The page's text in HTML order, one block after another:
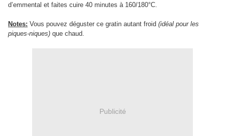
d’emmental et faites cuire 40 minutes à 160/180°C.
Notes: Vous pouvez déguster ce gratin autant froid (idéal pour les
piques-niques) que chaud.
Publicité